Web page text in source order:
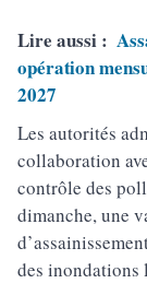
Lire aussi :
opération
2027
Les autorités
collaboration
contrôle des
dimanche, une
des